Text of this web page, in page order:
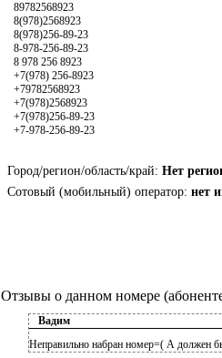
89782568923
8(978)2568923
8(978)256-89-23
8-978-256-89-23
8 978 256 8923
+7(978) 256-8923
+79782568923
+7(978)2568923
+7(978)256-89-23
+7-978-256-89-23
Город/регион/область/край: Нет
Сотовый (мобильный) оператор: нет
Отзывы о данном номере
Вадим
Неправильно набран номер=( А должен